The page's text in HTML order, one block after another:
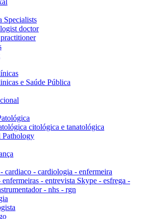
Specialists
doctor
e Saúde Pública
citológica e tanatológica
Pathology
cardiaco - cardiologia - enfermeira
enfermeiras - entrevista Skype - esfrega -
- nhs - rgn